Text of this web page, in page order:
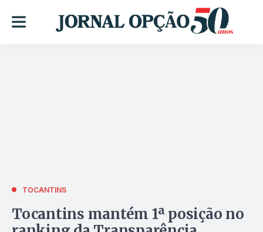
TOCANTINS
Tocantins mantém 1ª posição no